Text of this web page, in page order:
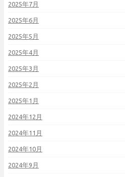
2025年7月
2025年6月
2025年5月
2025年4月
2025年3月
2025年2月
2025年1月
2024年12月
2024年11月
2024年10月
2024年9月